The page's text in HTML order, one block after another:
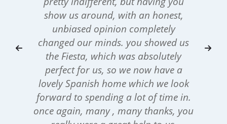
show us around, with an honest,
unbiased opinion completely
changed our minds. you showed us
the Fiesta, which was absolutely
perfect for us, so we now have a
lovely Spanish home which we look
forward to spending a lot of time in.
once again, many , many thanks, you